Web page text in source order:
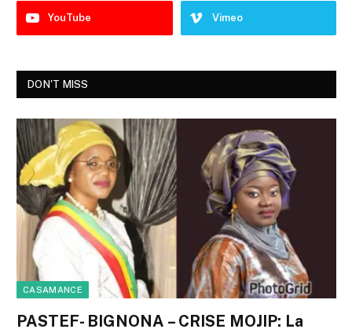
YouTube Vimeo
DON'T MISS
CASAMANCE
PASTEF- BIGNONA – CRISE MOJIP: La